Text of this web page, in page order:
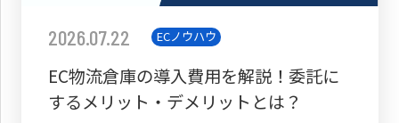
2026.07.22 ECノウハウ
EC物流倉庫の導入費用を解説！委託に
するメリット・デメリットとは？